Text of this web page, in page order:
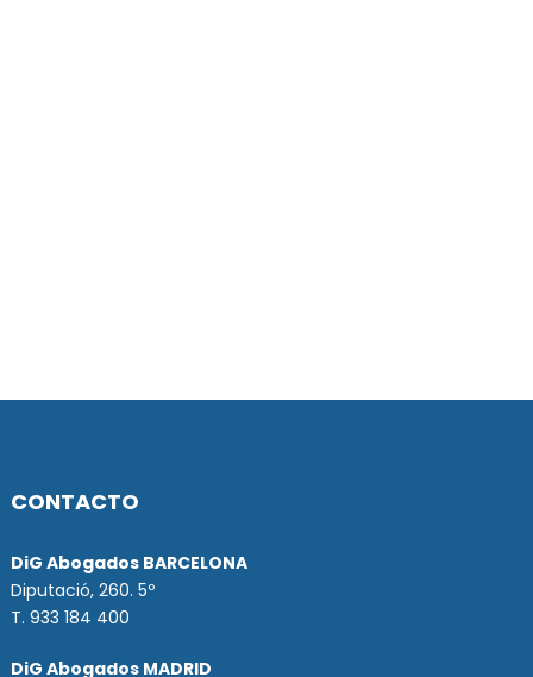
CONTACTO
DiG Abogados BARCELONA
Diputació, 260. 5º
T. 933 184 400
DiG Abogados MADRID